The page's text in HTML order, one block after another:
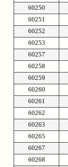
60250
60251
60252
60253
60257
60258
60259
60260
60261
60262
60263
60265
60267
60268